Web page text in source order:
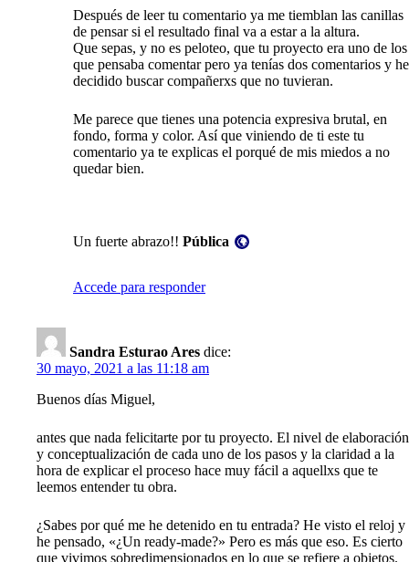
Después de leer tu comentario ya me tiemblan las canillas
de pensar si el resultado final va a estar a la altura.
Que sepas, y no es peloteo, que tu proyecto era uno de los
que pensaba comentar pero ya tenías dos comentarios y he
decidido buscar compañerxs que no tuvieran.
Me parece que tienes una potencia expresiva brutal, en
fondo, forma y color. Así que viniendo de ti este tu
comentario ya te explicas el porqué de mis miedos a no
quedar bien.
Un fuerte abrazo!! Pública
Accede para responder
Sandra Esturao Ares dice:
30 mayo, 2021 a las 11:18 am
Buenos días Miguel,
antes que nada felicitarte por tu proyecto. El nivel de elaboración
y conceptualización de cada uno de los pasos y la claridad a la
hora de explicar el proceso hace muy fácil a aquellxs que te
leemos entender tu obra.
¿Sabes por qué me he detenido en tu entrada? He visto el reloj y
he pensado, «¿Un ready-made?» Pero es más que eso. Es cierto
que vivimos sobredimensionados en lo que se refiere a objetos.